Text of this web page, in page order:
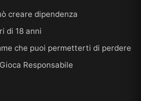
creare dipendenza
di 18 anni
che puoi permetterti di perdere
Gioca Responsabile